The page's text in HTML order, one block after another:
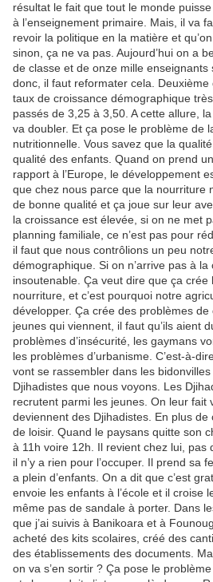
résultat le fait que tout le monde
à l’enseignement primaire. Mais, il va
revoir la politique en la matière et
sinon, ça ne va pas. Aujourd’hui on a
de classe et de onze mille
donc, il faut reformater cela.
taux de croissance démographique
passés de 3,25 à 3,50. A cette allure,
va doubler. Et ça pose le problème de
nutritionnelle. Vous savez que la
qualité des enfants. Quand on prend
rapport à l’Europe, le développement
que chez nous parce que la nourriture
de bonne qualité et ça joue sur leur
la croissance est élevée, si on ne met
planning familiale, ce n’est pas pour
il faut que nous contrôlions un peu
démographique. Si on n’arrive pas à la
insoutenable. Ça veut dire que ça crée
nourriture, et c’est pourquoi notre
développer. Ça crée des problèmes
jeunes qui viennent, il faut qu’ils aient
problèmes d’insécurité, les gaymans
les problèmes d’urbanisme. C’est-à-
vont se rassembler dans les
Djihadistes que nous voyons. Les
recrutent parmi les jeunes. On leur fait
deviennent des Djihadistes. En plus
de loisir. Quand le paysans quitte son
à 11h voire 12h. Il revient chez lui, pas
il n’y a rien pour l’occuper. Il prend sa
a plein d’enfants. On a dit que c’est
envoie les enfants à l’école et il croise
même pas de sandale à porter. Dans
que j’ai suivis à Banikoara et à
acheté des kits scolaires, créé des
des établissements des documents.
on va s’en sortir ? Ça pose le